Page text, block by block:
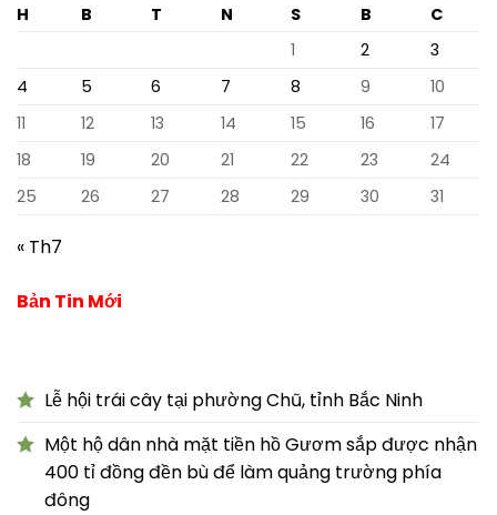
H B T N S B
C
1
2
3
4
5 6 7 8 9
10
11
12 13 14 15 16
17
18
19 20 21 22 23
24
25
26 27 28 29 30 31
« Th7
Bản Tin Mới
Lễ hội trái cây tại phường Chũ, tỉnh Bắc Ninh
Một hộ dân nhà mặt tiền hồ Gươm sắp được nhận
400 tỉ đồng đền bù để làm quảng trường phía
đông